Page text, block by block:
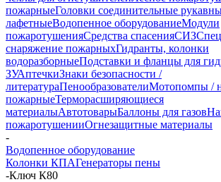
пожарныеГоловки соединительные
лафетныеВодопенное оборудованиеМодули
пожаротушенияСредства спасенияСИЗ
снаряжение пожарныхГидранты, колонки
водоразборныеПодставки и фланцы для
ЗУАптечкиЗнаки безопасности /
литератураПенообразователиМотопомпы /
пожарныеТерморасширяющиеся
материалыАвтотоварыБаллоны для газов
пожаротушенииОгнезащитные материалы
-
Водопенное оборудование
Колонки КПАГенераторы пены
-Ключ К80